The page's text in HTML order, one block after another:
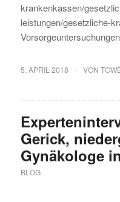
krankenkassen/
leistungen/gesetzliche-
Vorsorgeuntersuchungen
5. APRIL 2018 / VON
Gerick,
Gynäkologe
BLOG